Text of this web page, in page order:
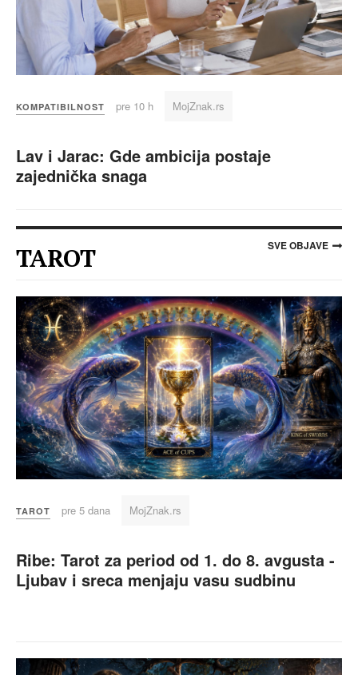
KOMPATIBILNOST pre 10 h MojZnak.rs
Lav i Jarac: Gde ambicija postaje
zajednička snaga
TAROT SVE OBJAVE
TAROT pre 5 dana MojZnak.rs
Ribe: Tarot za period od 1. do 8. avgusta -
Ljubav i sreca menjaju vasu sudbinu